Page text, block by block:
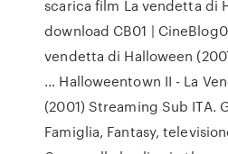
scarica film La vendetta di
download CB01 |
vendetta di Halloween
… Halloweentown II - La
(2001) Streaming Sub ITA.
Famiglia, Fantasy,